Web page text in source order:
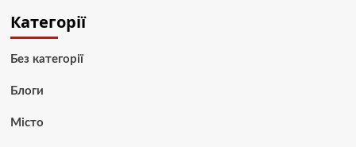
Категорії
Без категорії
Блоги
Місто